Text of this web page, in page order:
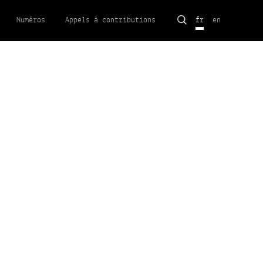
Numéros Appels à contributions
Rechercher :
fr en